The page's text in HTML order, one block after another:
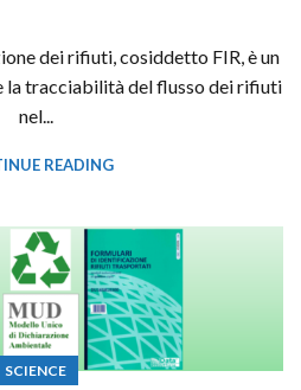
dei rifiuti, cosiddetto FIR, è un
la tracciabilità del flusso dei rifiuti
nel...
READING
SCIENCE